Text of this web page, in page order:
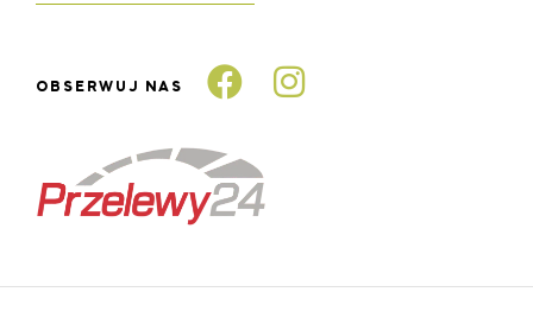
OBSERWUJ NAS